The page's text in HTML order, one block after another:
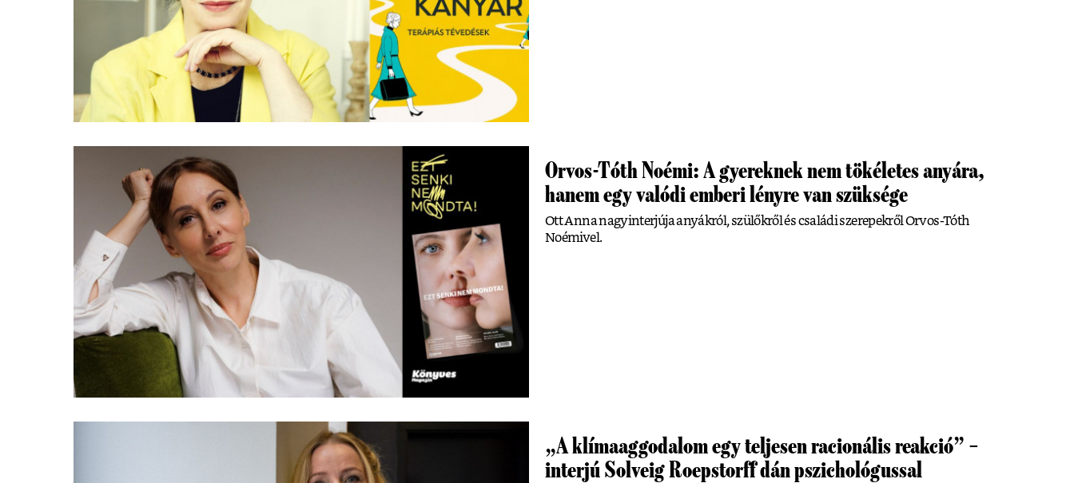
Orvos-Tóth Noémi: A gyereknek nem tökéletes anyára,
hanem egy valódi emberi lényre van szüksége
Ott Anna nagyinterjúja anyákról, szülőkről és családi szerepekről Orvos-Tóth
Noémivel.
„A klímaaggodalom egy teljesen racionális reakció” –
interjú Solveig Roepstorff dán pszichológussal